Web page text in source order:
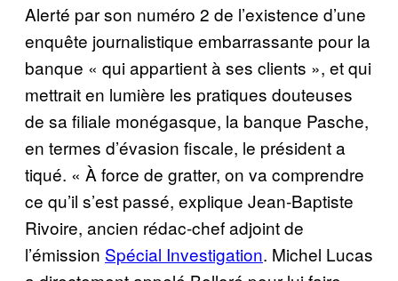
Alerté par son numéro 2 de l’existence d’une
enquête journalistique embarrassante pour la
banque « qui appartient à ses clients », et qui
mettrait en lumière les pratiques douteuses
de sa filiale monégasque, la banque Pasche,
en termes d’évasion fiscale, le président a
tiqué. « À force de gratter, on va comprendre
ce qu’il s’est passé, explique Jean-Baptiste
Rivoire, ancien rédac-chef adjoint de
l’émission Spécial Investigation. Michel Lucas